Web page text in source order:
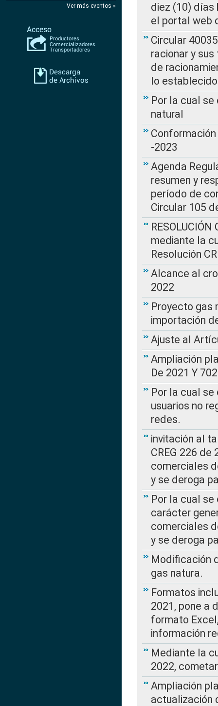
Ver más eventos »
diez (10) días
el portal web
Circular
racionar y
de
lo
Por la cual
natural
-2023
Agenda
resumen y
período de
Circular 105
mediante la
Resolución
Alcance al
2022
Proyecto gas
importación
Ajuste al
Ampliación
De 2021 Y
Por la cual
usuarios no
redes.
invitación al
CREG 226
comerciales
y se deroga
Por la cual
carácter
comerciales
y se deroga
Modificación
gas natura.
Formatos
2021, pone a
formato
información
Mediante la
2022,
Ampliación
actualización